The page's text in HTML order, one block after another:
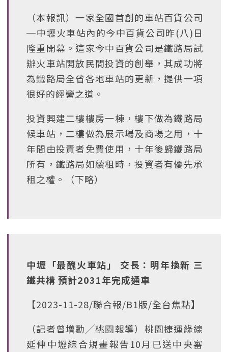
（本報訊）一家全國首創的車站百貨公司
─中壢火車站內的今中百貨公司昨(八)日
隆重開幕。這家今中百貨公司是鐵路局試
辦火車站開放民間投資的創舉，其成功將
為鐵路局全省各地車站的更新，提供一項
很好的經營之道。
投資興建二樓樓房一棟，樓下做為鐵路局
候車站，二樓做為展示場及商場之用，十
年間由投責者免費使用，十年後歸鐵路局
所有，鐵路局如續租時，投資者有優先承
租之權。（下略）
中壢「最醜火車站」 交長：明年換新 三
鐵共構 預計2031年完成通車
【2023-11-28/聯合報/B1版/全台焦點】
（記者曾增勳╱桃園報導）桃園捷運綠線
延伸中壢綜合規畫報告10月已送中央審